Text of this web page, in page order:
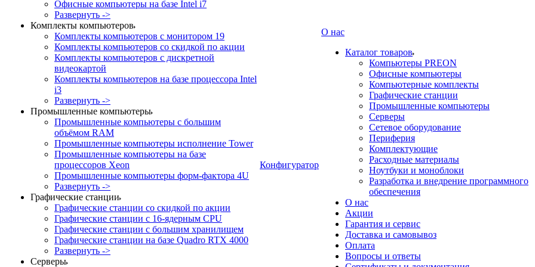
Офисные компьютеры на базе Intel i7
Развернуть ->
Комплекты компьютеров
Комплекты компьютеров с монитором 19
Комплекты компьютеров со скидкой по акции
Комплекты компьютеров с дискретной
видеокартой
Комплекты компьютеров на базе процессора Intel
i3
Развернуть ->
Промышленные компьютеры
Промышленные компьютеры с большим
объёмом RAM
Промышленные компьютеры исполнение Tower
Промышленные компьютеры на базе
процессоров Xeon
Промышленные компьютеры форм-фактора 4U
Развернуть ->
Графические станции
Графические станции со скидкой по акции
Графические станции с 16-ядерным CPU
Графические станции с большим хранилищем
Графические станции на базе Quadro RTX 4000
Развернуть ->
Серверы
Конфигуратор
О нас
Каталог товаров
Компьютеры PREON
Офисные компьютеры
Компьютерные комплекты
Графические станции
Промышленные компьютеры
Серверы
Сетевое оборудование
Периферия
Комплектующие
Расходные материалы
Ноутбуки и моноблоки
Разработка и внедрение программного
обеспечения
О нас
Акции
Гарантия и сервис
Доставка и самовывоз
Оплата
Вопросы и ответы